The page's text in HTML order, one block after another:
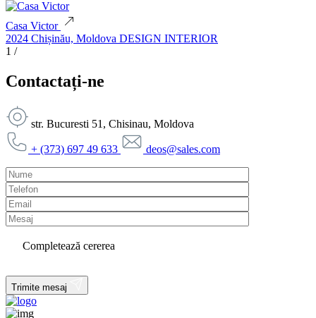
Casa Victor
2024 Chișinău, Moldova DESIGN INTERIOR
1 /
Contactați-ne
str. Bucuresti 51, Chisinau, Moldova
+ (373) 697 49 633 deos@sales.com
Completează cererea
Trimite mesaj